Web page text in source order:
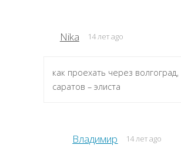
Nika 14 лет ago
как проехать через
саратов – элиста
Владимир 14 лет ago